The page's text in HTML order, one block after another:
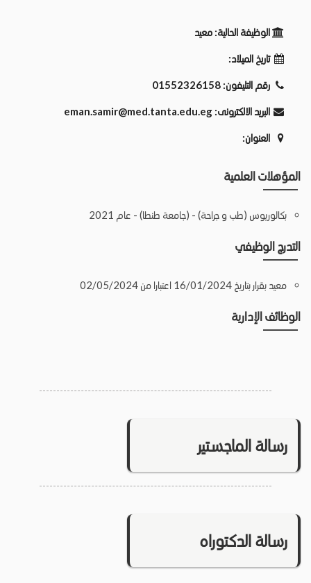
الوظيفة الحالية: معيد
تاريخ الميلاد:
رقم التليفون: 01552326158
البريد الالكترونى: eman.samir@med.tanta.edu.eg
العنوان:
المؤهلات العلمية
بكالوريوس (طب و جراحة) - (جامعة طنطا) - عام 2021
التدرج الوظيفي
معيد بقرار بتاريخ 16/01/2024 اعتبارا من 02/05/2024
الوظائف الإدارية
رسالة الماجستير
رسالة الدكتوراه